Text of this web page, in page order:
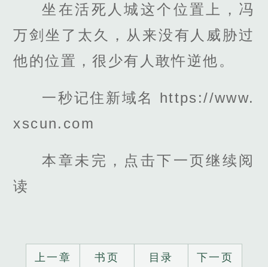
坐在活死人城这个位置上，冯
万剑坐了太久，从来没有人威胁过
他的位置，很少有人敢忤逆他。
一秒记住新域名 https://www.
xscun.com
本章未完，点击下一页继续阅
读
上一章 书页 目录 下一页